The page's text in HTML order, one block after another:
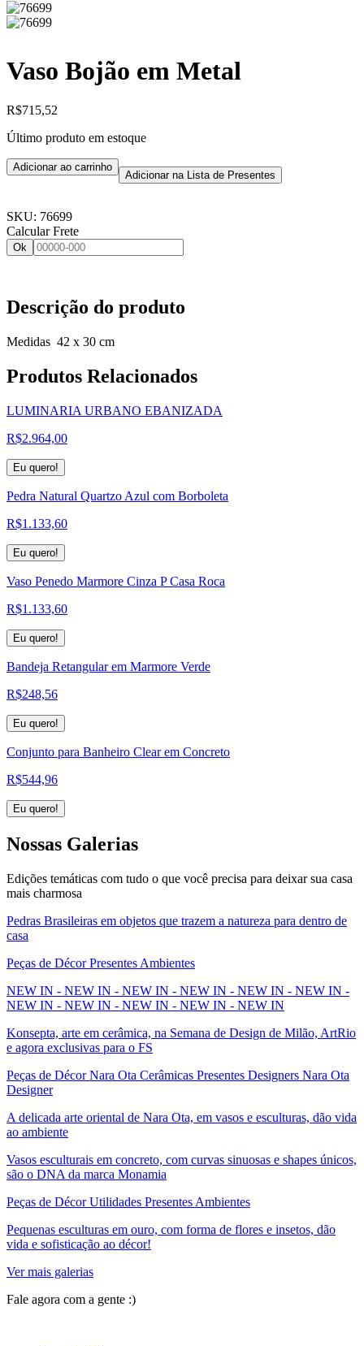
Vaso Bojão em Metal
R$715,52
Último produto em estoque
Adicionar ao carrinho
Adicionar na Lista de Presentes
SKU: 76699
Calcular Frete
Ok
Descrição do produto
Medidas 42 x 30 cm
Produtos Relacionados
LUMINARIA URBANO EBANIZADA
R$2.964,00
Eu quero!
Pedra Natural Quartzo Azul com Borboleta
R$1.133,60
Eu quero!
Vaso Penedo Marmore Cinza P Casa Roca
R$1.133,60
Eu quero!
Bandeja Retangular em Marmore Verde
R$248,56
Eu quero!
Conjunto para Banheiro Clear em Concreto
R$544,96
Eu quero!
Nossas Galerias
Edições temáticas com tudo o que você precisa para deixar sua casa
mais charmosa
Pedras Brasileiras em objetos que trazem a natureza para dentro de
casa
Peças de Décor Presentes Ambientes
NEW IN - NEW IN - NEW IN - NEW IN - NEW IN - NEW IN -
NEW IN - NEW IN - NEW IN - NEW IN - NEW IN
Konsepta, arte em cerâmica, na Semana de Design de Milão, ArtRio
e agora exclusivas para o FS
Peças de Décor Nara Ota Cerâmicas Presentes Designers Nara Ota
Designer
A delicada arte oriental de Nara Ota, em vasos e esculturas, dão vida
ao ambiente
Vasos esculturais em concreto, com curvas sinuosas e shapes únicos,
são o DNA da marca Monamia
Peças de Décor Utilidades Presentes Ambientes
Pequenas esculturas em ouro, com forma de flores e insetos, dão
vida e sofisticação ao décor!
Ver mais galerias
Fale agora com a gente :)